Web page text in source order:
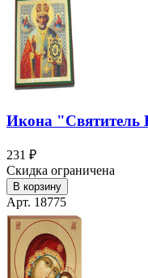
Икона "Святитель
231 ₽
Скидка ограничена
В корзину
Арт. 18775